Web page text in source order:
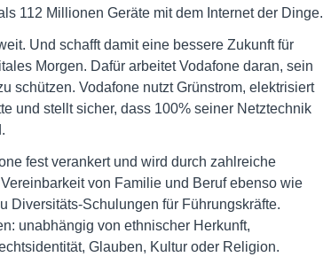
112 Millionen Geräte mit dem Internet der Dinge.
Und schafft damit eine bessere Zukunft für
Morgen. Dafür arbeitet Vodafone daran, sein
schützen. Vodafone nutzt Grünstrom, elektrisiert
und stellt sicher, dass 100% seiner Netztechnik
fest verankert und wird durch zahlreiche
von Familie und Beruf ebenso wie
Diversitäts-Schulungen für Führungskräfte.
unabhängig von ethnischer Herkunft,
Glauben, Kultur oder Religion.